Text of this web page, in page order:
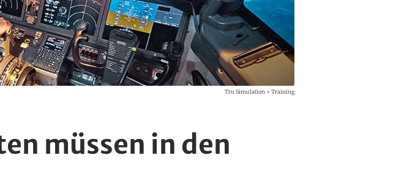
Tru Simulation + Training
müssen in den